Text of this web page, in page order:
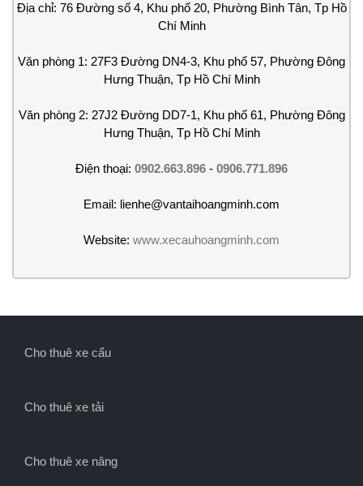
Địa chỉ: 76 Đường số 4, Khu phố 20, Phường Bình Tân, Tp Hồ
Chí Minh
Văn phòng 1: 27F3 Đường DN4-3, Khu phố 57, Phường Đông
Hưng Thuận, Tp Hồ Chí Minh
Văn phòng 2: 27J2 Đường DD7-1, Khu phố 61, Phường Đông
Hưng Thuận, Tp Hồ Chí Minh
Điện thoại: 0902.663.896 - 0906.771.896
Email: lienhe@vantaihoangminh.com
Website: www.xecauhoangminh.com
Cho thuê xe cẩu
Cho thuê xe tải
Cho thuê xe nâng